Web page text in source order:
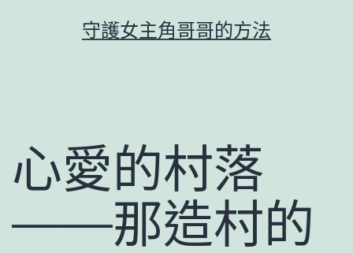
守護女主角哥哥的方法
心愛的村落
——那造村的